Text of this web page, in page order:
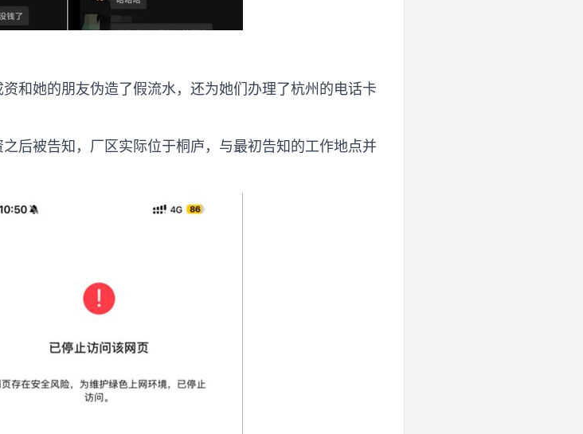
和她的朋友伪造了假流水，还为她们办理了杭州的电话卡
后被告知，厂区实际位于桐庐，与最初告知的工作地点并